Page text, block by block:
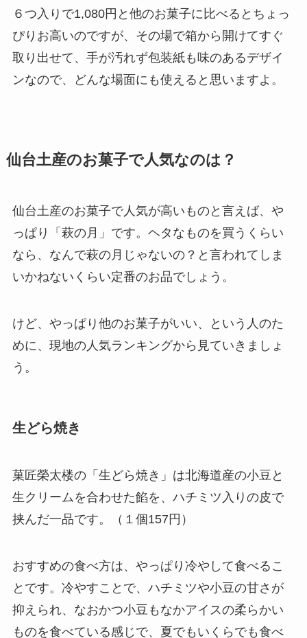
６つ入りで1,080円と他のお菓子に比べるとちょっ
ぴりお高いのですが、その場で箱から開けてすぐ
取り出せて、手が汚れず包装紙も味のあるデザイ
ンなので、どんな場面にも使えると思いますよ。
仙台土産のお菓子で人気なのは？
仙台土産のお菓子で人気が高いものと言えば、や
っぱり「萩の月」です。ヘタなものを買うくらい
なら、なんで萩の月じゃないの？と言われてしま
いかねないくらい定番のお品でしょう。
けど、やっぱり他のお菓子がいい、という人のた
めに、現地の人気ランキングから見ていきましょ
う。
生どら焼き
菓匠榮太楼の「生どら焼き」は北海道産の小豆と
生クリームを合わせた餡を、ハチミツ入りの皮で
挟んだ一品です。（１個157円）
おすすめの食べ方は、やっぱり冷やして食べるこ
とです。冷やすことで、ハチミツや小豆の甘さが
抑えられ、なおかつ小豆もなかアイスの柔らかい
ものを食べている感じで、夏でもいくらでも食べ